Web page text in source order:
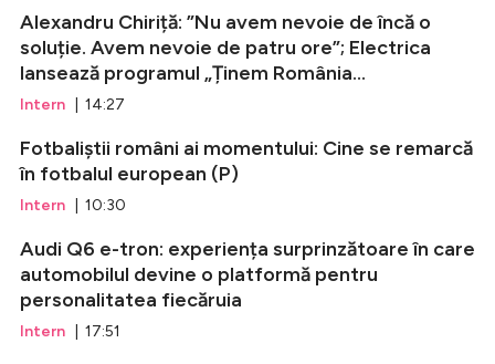
Alexandru Chiriță: ”Nu avem nevoie de încă o
soluție. Avem nevoie de patru ore”; Electrica
lansează programul „Ținem România...
Intern | 14:27
Fotbaliștii români ai momentului: Cine se remarcă
în fotbalul european (P)
Intern | 10:30
Audi Q6 e-tron: experiența surprinzătoare în care
automobilul devine o platformă pentru
personalitatea fiecăruia
Intern | 17:51